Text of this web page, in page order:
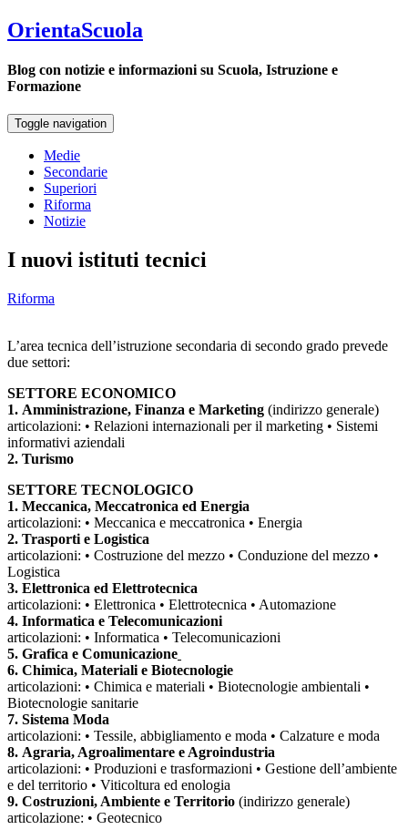
OrientaScuola
Blog con notizie e informazioni su Scuola, Istruzione e
Formazione
Toggle navigation
Medie
Secondarie
Superiori
Riforma
Notizie
I nuovi istituti tecnici
Riforma
L’area tecnica dell’istruzione secondaria di secondo grado prevede
due settori:
SETTORE ECONOMICO
1. Amministrazione, Finanza e Marketing (indirizzo generale)
articolazioni: • Relazioni internazionali per il marketing • Sistemi
informativi aziendali
2. Turismo
SETTORE TECNOLOGICO
1. Meccanica, Meccatronica ed Energia
articolazioni: • Meccanica e meccatronica • Energia
2. Trasporti e Logistica
articolazioni: • Costruzione del mezzo • Conduzione del mezzo •
Logistica
3. Elettronica ed Elettrotecnica
articolazioni: • Elettronica • Elettrotecnica • Automazione
4. Informatica e Telecomunicazioni
articolazioni: • Informatica • Telecomunicazioni
5. Grafica e Comunicazione
6. Chimica, Materiali e Biotecnologie
articolazioni: • Chimica e materiali • Biotecnologie ambientali •
Biotecnologie sanitarie
7. Sistema Moda
articolazioni: • Tessile, abbigliamento e moda • Calzature e moda
8. Agraria, Agroalimentare e Agroindustria
articolazioni: • Produzioni e trasformazioni • Gestione dell’ambiente
e del territorio • Viticoltura ed enologia
9. Costruzioni, Ambiente e Territorio (indirizzo generale)
articolazione: • Geotecnico